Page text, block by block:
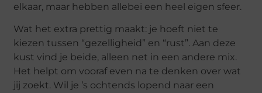
elkaar, maar hebben allebei een heel eigen sfeer.
Wat het extra prettig maakt: je hoeft niet te
kiezen tussen “gezelligheid” en “rust”. Aan deze
kust vind je beide, alleen net in een andere mix.
Het helpt om vooraf even na te denken over wat
jij zoekt. Wil je ’s ochtends lopend naar een